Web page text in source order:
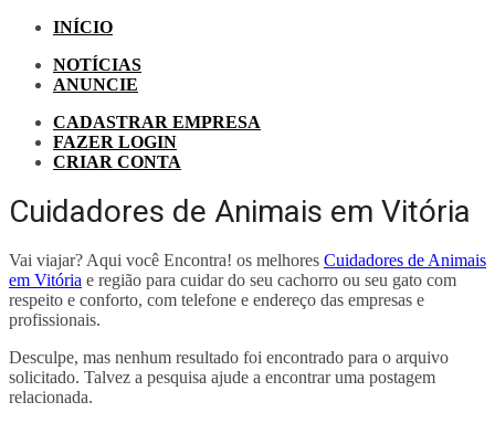
INÍCIO
NOTÍCIAS
ANUNCIE
CADASTRAR EMPRESA
FAZER LOGIN
CRIAR CONTA
Cuidadores de Animais em Vitória
Vai viajar? Aqui você Encontra! os melhores Cuidadores de Animais
em Vitória e região para cuidar do seu cachorro ou seu gato com
respeito e conforto, com telefone e endereço das empresas e
profissionais.
Desculpe, mas nenhum resultado foi encontrado para o arquivo
solicitado. Talvez a pesquisa ajude a encontrar uma postagem
relacionada.